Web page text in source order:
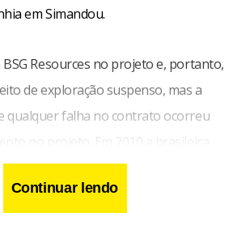
em Simandou.
BSG Resources no projeto e, portanto,
de exploração suspenso, mas a
qualquer falha no contrato ocorreu
no projeto. Em 2010 a brasileira
à BSG Resources por uma
na exploração. Fonte: Dow Jones
Continuar lendo